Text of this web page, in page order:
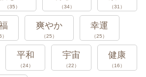
（35） （34） （31）
）
爽やか
（25）
幸運
（25）
平和
（24）
宇宙
（22）
健康
（16）